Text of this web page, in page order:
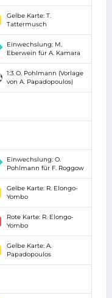
Gelbe Karte: T.
Tattermusch
Einwechslung: M.
Eberwein für A. Kamara
1:3 O. Pohlmann (Vorlage
von A. Papadopoulos)
Einwechslung: O.
Pohlmann für F. Roggow
Gelbe Karte: R. Elongo-
Yombo
Rote Karte: R. Elongo-
Yombo
Gelbe Karte: A.
Papadopoulos